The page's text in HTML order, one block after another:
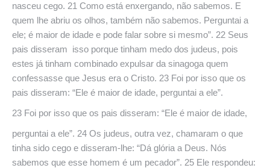
nasceu cego. 21 Como está enxergando, não sabemos. E
quem lhe abriu os olhos, também não sabemos. Perguntai a
ele; é maior de idade e pode falar sobre si mesmo”. 22 Seus
pais disseram isso porque tinham medo dos judeus, pois
estes já tinham combinado expulsar da sinagoga quem
confessasse que Jesus era o Cristo. 23 Foi por isso que os
pais disseram: “Ele é maior de idade, perguntai a ele”.
23 Foi por isso que os pais disseram: “Ele é maior de idade,
perguntai a ele”. 24 Os judeus, outra vez, chamaram o que
tinha sido cego e disseram-lhe: “Dá glória a Deus. Nós
sabemos que esse homem é um pecador”. 25 Ele respondeu: